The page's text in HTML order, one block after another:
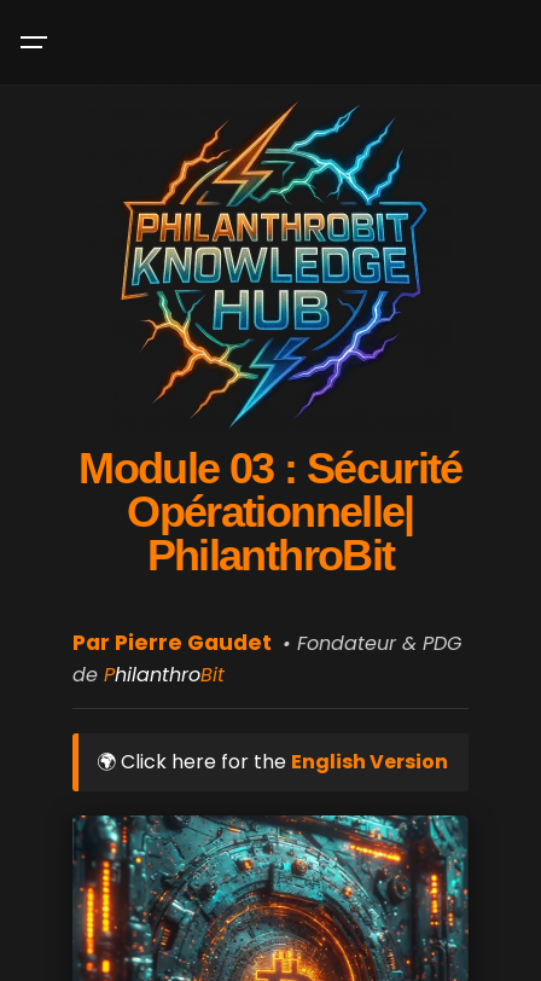
Module 03 : Sécurité
Opérationnelle|
PhilanthroBit
Par Pierre Gaudet • Fondateur & PDG
de PhilanthroBit
🌍Click here for the English Version